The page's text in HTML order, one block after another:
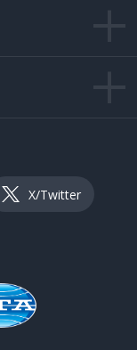
X/Twitter